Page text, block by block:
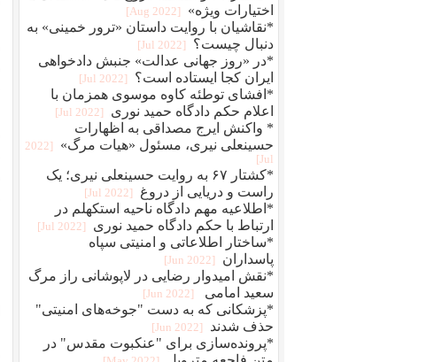
اختیارات ویژه»
[2022 Aug]
*نقاشیان با روایت داستان «ترور خمینی» به
دنبال چیست؟
[2022 Jul]
*در «روز جهانی عدالت» جنبش دادخواهی
ایران کجا ایستاده است؟
[2022 Jul]
*افشای توطئه کاوه موسوی همزمان با
اعلام حکم دادگاه حمید نوری
[2022 Jul]
* واکنش ایرج مصداقی به اظهارات
حسینعلی نیری، مسئول «هیات مرگ»
[2022
Jul]
*کشتار ۶۷ به روایت حسینعلی نیری؛ یک
راست و دریایی از دروغ
[2022 Jul]
*اطلاعیه مهم دادگاه ناحیه استکهلم در
ارتباط با حکم دادگاه حمید نوری
[2022 Jul]
*ساختار اطلاعاتی و امنیتی سپاه
پاسداران
[2022 Jun]
*نقش امیدوار رضایی در لاپوشانی راز مرگ
سعید امامی
[2022 Jun]
*پزشکانی که به دست "جوخه‌های امنیتی"
حذف شدند
[2022 Jun]
*پرونده‌سازی برای "عنکبوت مقدس" در